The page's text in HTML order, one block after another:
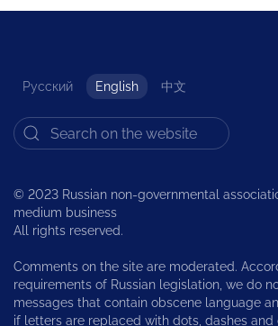
Русский English 中文
© 2023 Russian non-governmental
medium business
All rights reserved.
Comments on the site are moderated.
requirements of Russian legislation, we do
messages that contain obscene language
if letters are replaced with dots, dashes